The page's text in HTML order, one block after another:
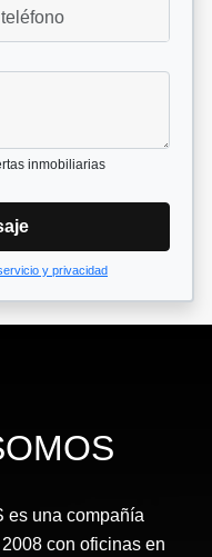
inmobiliarias
y privacidad
es una compañía
con oficinas en